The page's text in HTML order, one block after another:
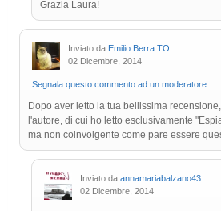
Grazia Laura!
Inviato da Emilio Berra TO
02 Dicembre, 2014
Segnala questo commento ad un moderatore
Dopo aver letto la tua bellissima
l'autore, di cui ho letto esclusivamente
ma non coinvolgente come pare essere
Inviato da annamariabalzano43
02 Dicembre, 2014